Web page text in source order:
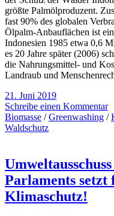
größte Palmölproduzent.
fast 90% des globalen
Ölpalm-Anbauflächen ist
Indonesien 1985 etwa 0,6
es 20 Jahre später (2006)
die Nahrungsmittel- und
Landraub und
21. Juni 2019
Schreibe einen Kommentar
Biomasse /Greenwashing /
Waldschutz
Parlaments setzt
Klimaschutz!